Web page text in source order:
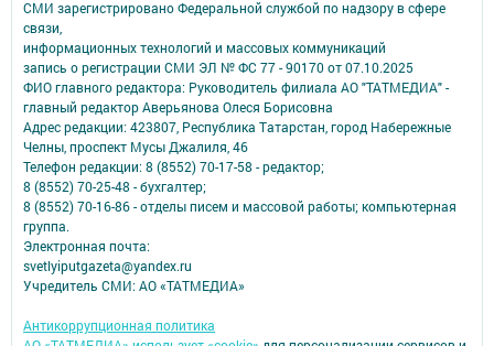
СМИ зарегистрировано Федеральной службой по надзору в сфере
связи,
информационных технологий и массовых коммуникаций
запись о регистрации СМИ ЭЛ № ФС 77 - 90170 от 07.10.2025
ФИО главного редактора: Руководитель филиала АО "ТАТМЕДИА" -
главный редактор Аверьянова Олеся Борисовна
Адрес редакции: 423807, Республика Татарстан, город Набережные
Челны, проспект Мусы Джалиля, 46
Телефон редакции: 8 (8552) 70-17-58 - редактор;
8 (8552) 70-25-48 - бухгалтер;
8 (8552) 70-16-86 - отделы писем и массовой работы; компьютерная
группа.
Электронная почта:
svetlyiputgazeta@yandex.ru
Учредитель СМИ: АО «ТАТМЕДИА»
Антикоррупционная политика